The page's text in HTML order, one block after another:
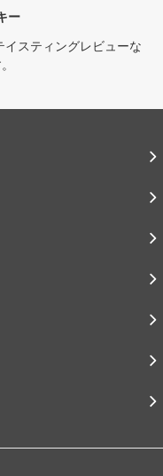
ー
イスティングレビューな